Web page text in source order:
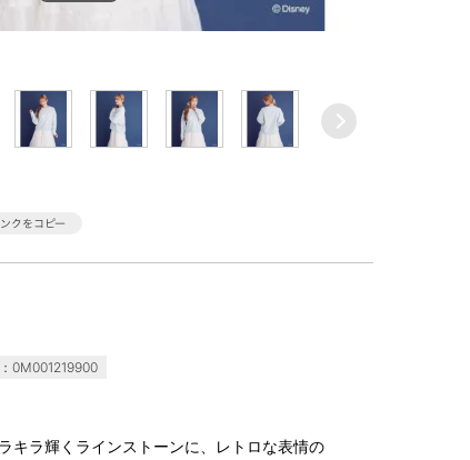
0M001219900
キラ輝くラインストーンに、レトロな表情の